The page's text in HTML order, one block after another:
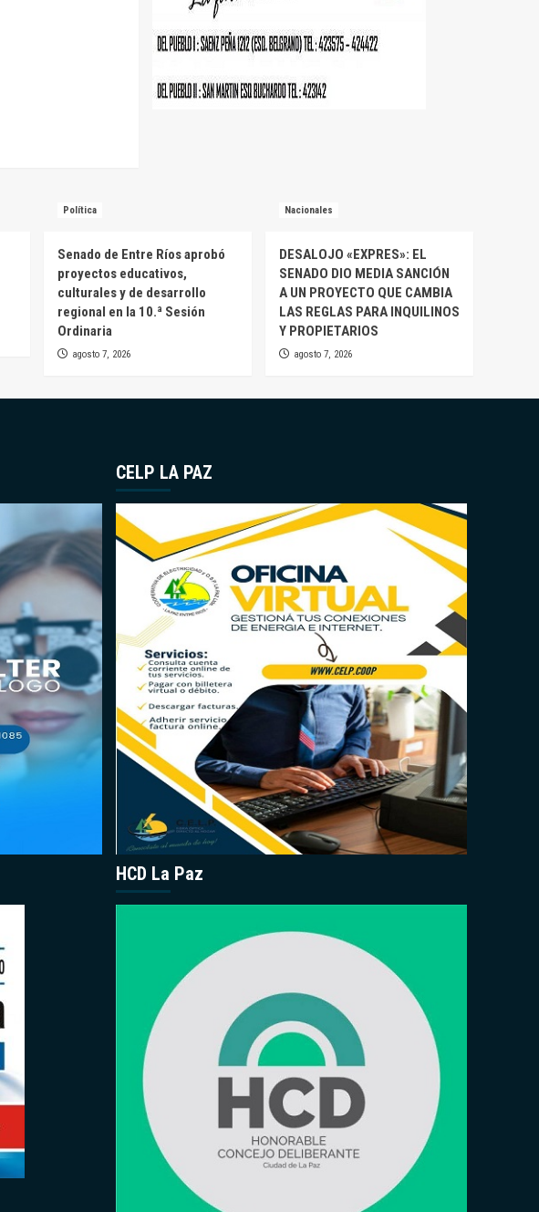
Política
Senado de Entre Ríos aprobó
proyectos educativos,
culturales y de desarrollo
regional en la 10.ª Sesión
Ordinaria
agosto 7, 2026
Nacionales
DESALOJO «EXPRES»: EL
SENADO DIO MEDIA SANCIÓN
A UN PROYECTO QUE CAMBIA
LAS REGLAS PARA INQUILINOS
Y PROPIETARIOS
agosto 7, 2026
CELP LA PAZ
HCD La Paz